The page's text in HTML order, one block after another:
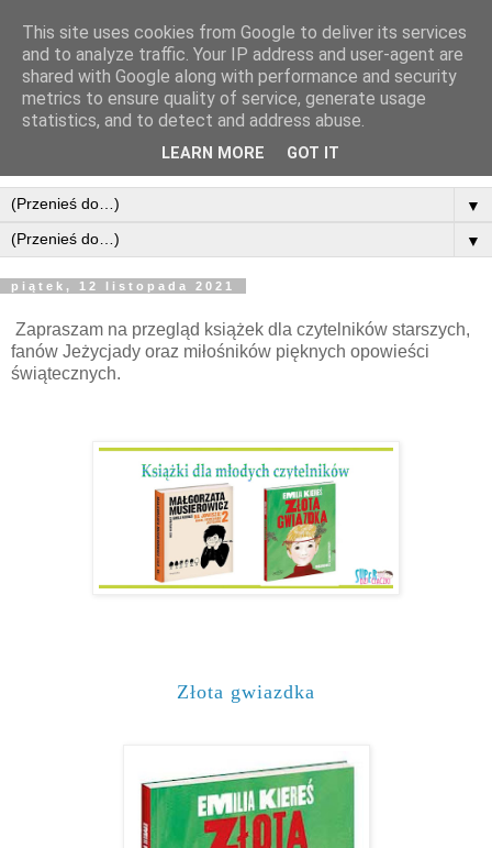
▼
▼
piątek, 12 listopada 2021
Zapraszam na przegląd książek dla czytelników starszych,
fanów Jeżycjady oraz miłośników pięknych opowieści
świątecznych.
Złota gwiazdka
This site uses cookies from Google to deliver its services
and to analyze traffic. Your IP address and user-agent are
shared with Google along with performance and security
metrics to ensure quality of service, generate usage
statistics, and to detect and address abuse.
LEARN MORE GOT IT